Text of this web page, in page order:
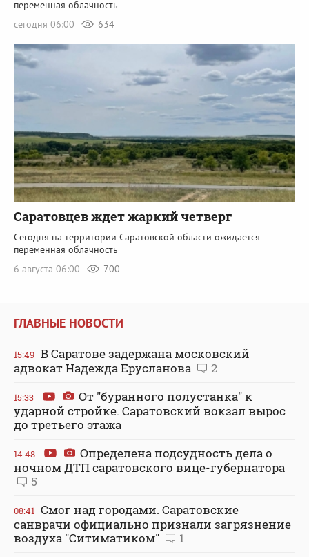
переменная облачность
сегодня 06:00
634
Саратовцев ждет жаркий четверг
Сегодня на территории Саратовской области ожидается
переменная облачность
6 августа 06:00
700
ГЛАВНЫЕ НОВОСТИ
15:49 В Саратове задержана московский
адвокат Надежда Ерусланова
2
15:33
От "буранного полустанка" к
ударной стройке. Саратовский вокзал вырос
до третьего этажа
14:48
Определена подсудность дела о
ночном ДТП саратовского вице-губернатора
5
08:41 Смог над городами. Саратовские
санврачи официально признали загрязнение
воздуха "Ситиматиком"
1